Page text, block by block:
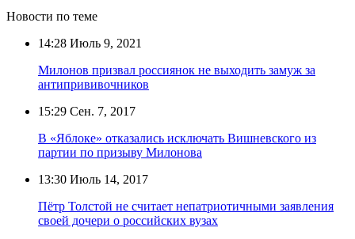
Новости по теме
14:28 Июль 9, 2021
Милонов призвал россиянок не выходить замуж за
антипрививочников
15:29 Сен. 7, 2017
В «Яблоке» отказались исключать Вишневского из
партии по призыву Милонова
13:30 Июль 14, 2017
Пётр Толстой не считает непатриотичными заявления
своей дочери о российских вузах